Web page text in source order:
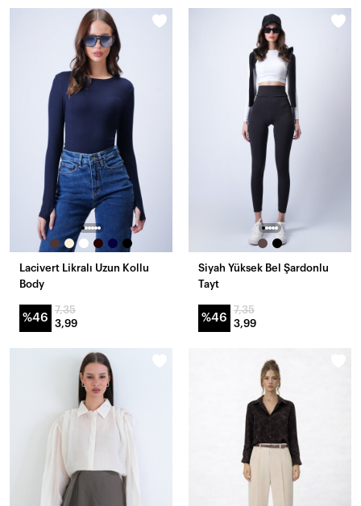
Lacivert Likralı Uzun Kollu
Body
%46
7,35
3,99
Siyah Yüksek Bel Şardonlu
Tayt
%46
7,35
3,99